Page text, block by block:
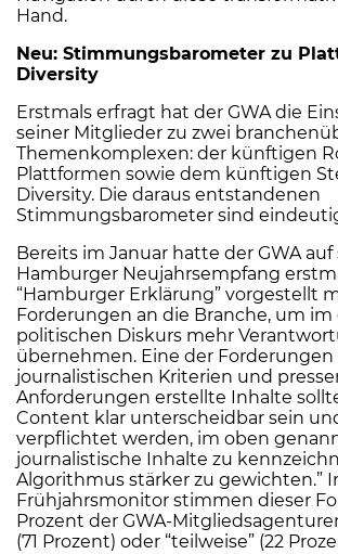
Hand.
Neu: Stimmungsbarometer zu
Diversity
Erstmals erfragt hat der GWA die
seiner Mitglieder zu zwei
Themenkomplexen: der künftigen
Plattformen sowie dem künftigen
Diversity. Die daraus entstandenen
Stimmungsbarometer sind
Bereits im Januar hatte der GWA
Hamburger Neujahrsempfang
“Hamburger Erklärung” vorgestellt
Forderungen an die Branche, um
politischen Diskurs mehr
übernehmen. Eine der Forderungen
journalistischen Kriterien und
Anforderungen erstellte Inhalte
Content klar unterscheidbar sein
verpflichtet werden, im oben
journalistische Inhalte zu
Algorithmus stärker zu gewichten.”
Frühjahrsmonitor stimmen dieser
Prozent der GWA-
(71 Prozent) oder “teilweise” (22